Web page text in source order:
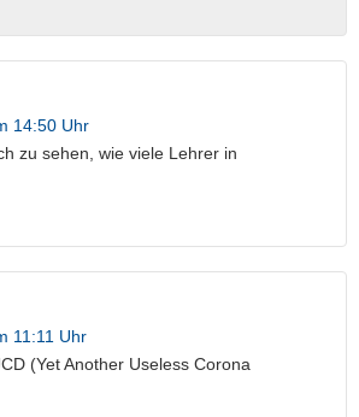
14:50 Uhr
zu sehen, wie viele Lehrer in
11:11 Uhr
(Yet Another Useless Corona